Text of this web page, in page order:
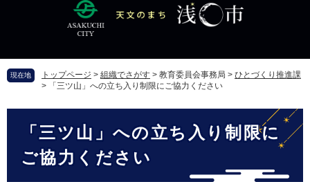
頭
す
飛
し
現在地 トップページ > 組織でさがす > 教育委員会事務局 > ひとづくり推進課
>
「三ツ山」への立ち入り制限にご協力ください
「三ツ山」への立ち入り制限に
ご協力ください